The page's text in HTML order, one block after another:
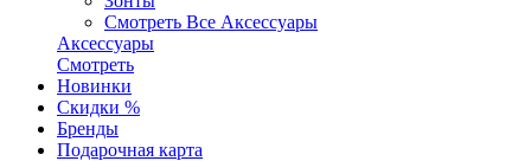
Смотреть Все Аксессуары
Аксессуары
Смотреть
Новинки
Скидки %
Бренды
Подарочная карта